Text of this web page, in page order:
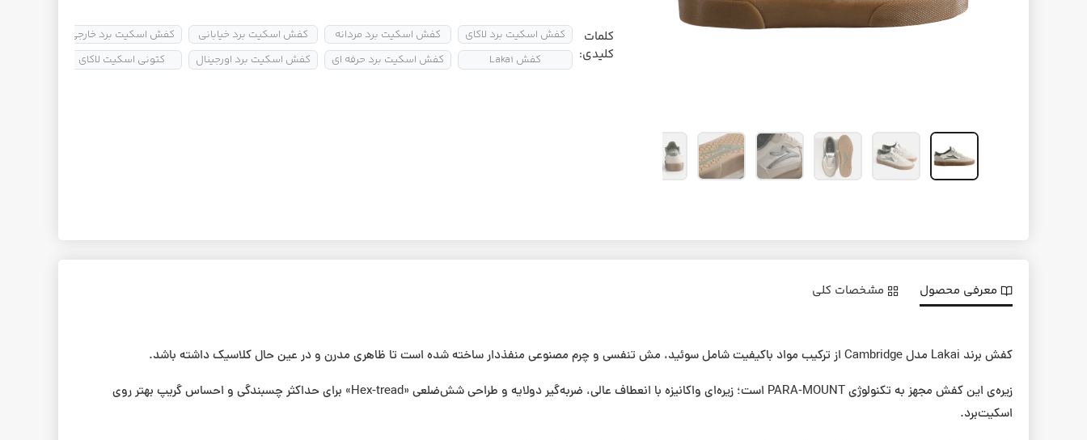
کلمات
کلیدی:
کفش اسکیت برد لاکای
کفش Lakai
کفش اسکیت برد مردانه
کفش اسکیت برد حرفه ای
کفش اسکیت برد خیابانی
کفش اسکیت برد اورجینال
کفش اسکیت برد خارجی
کتونی اسکیت لاکای
معرفی محصول مشخصات کلی
کفش برند Lakai مدل Cambridge از ترکیب مواد باکیفیت شامل سوئید، مش تنفسی و چرم مصنوعی منفذدار ساخته شده است تا ظاهری مدرن و در عین حال کلاسیک داشته باشد.
زیره‌ی این کفش مجهز به تکنولوژی PARA‑MOUNT است؛ زیره‌ای واکانیزه با انعطاف عالی، ضربه‌گیر دو‌لایه و طراحی شش‌ضلعی «Hex-tread» برای حداکثر چسبندگی و احساس گریپ بهتر روی
اسکیت‌برد.